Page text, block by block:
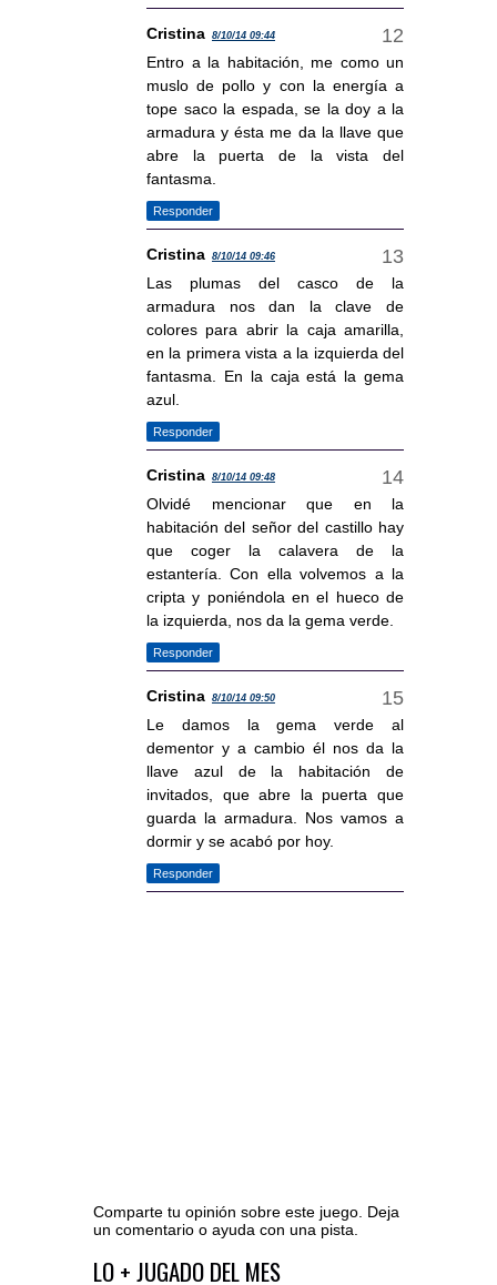
Cristina 8/10/14 09:44
Entro a la habitación, me como un
muslo de pollo y con la energía a
tope saco la espada, se la doy a la
armadura y ésta me da la llave que
abre la puerta de la vista del
fantasma.
Responder
Cristina 8/10/14 09:46
Las plumas del casco de la
armadura nos dan la clave de
colores para abrir la caja amarilla,
en la primera vista a la izquierda del
fantasma. En la caja está la gema
azul.
Responder
Cristina 8/10/14 09:48
Olvidé mencionar que en la
habitación del señor del castillo hay
que coger la calavera de la
estantería. Con ella volvemos a la
cripta y poniéndola en el hueco de
la izquierda, nos da la gema verde.
Responder
Cristina 8/10/14 09:50
Le damos la gema verde al
dementor y a cambio él nos da la
llave azul de la habitación de
invitados, que abre la puerta que
guarda la armadura. Nos vamos a
dormir y se acabó por hoy.
Responder
Comparte tu opinión sobre este juego. Deja
un comentario o ayuda con una pista.
Ir al editor de comentarios
LO + JUGADO DEL MES